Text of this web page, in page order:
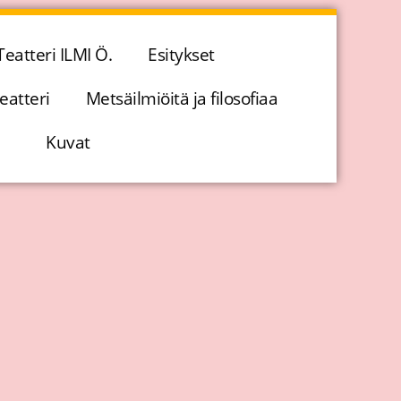
ILMI Ö.
Esitykset
Metsäilmiöitä ja filosofiaa
Kuvat